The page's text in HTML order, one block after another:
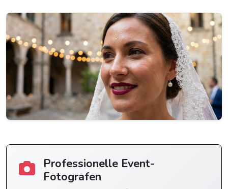
Professionelle Event-
Fotografen